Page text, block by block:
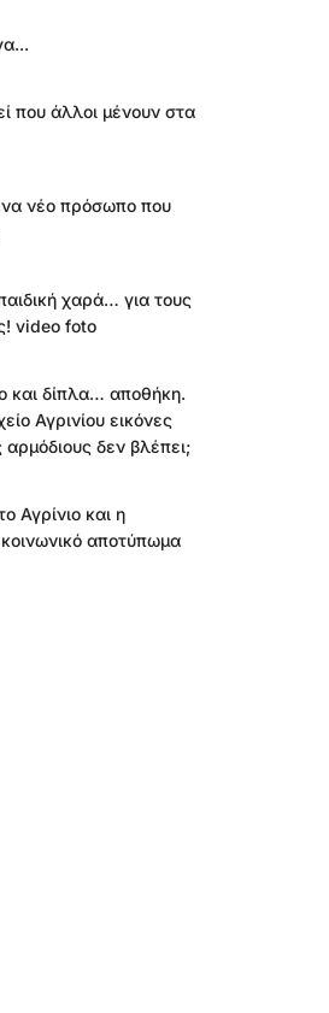
που άλλοι μένουν στα
νέο πρόσωπο που
χαρά… για τους
video foto
και δίπλα… αποθήκη.
Αγρινίου εικόνες
δεν βλέπει;
Αγρίνιο και η
αποτύπωμα